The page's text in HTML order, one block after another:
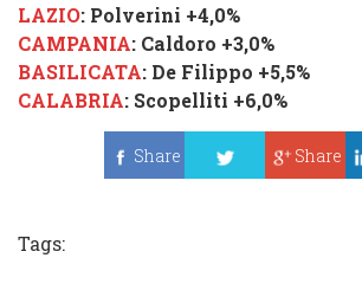
LAZIO: Polverini +4,0%
CAMPANIA: Caldoro +3,0%
BASILICATA: De Filippo +5,5%
CALABRIA: Scopelliti +6,0%
Share
Share
Tags: